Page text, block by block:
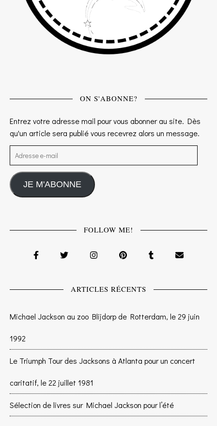
ON S'ABONNE?
Entrez votre adresse mail pour vous abonner au site. Dès
qu'un article sera publié vous recevrez alors un message.
Adresse e-mail
JE M'ABONNE
FOLLOW ME!
ARTICLES RÉCENTS
Michael Jackson au zoo Blijdorp de Rotterdam, le 29 juin
1992
Le Triumph Tour des Jacksons à Atlanta pour un concert
caritatif, le 22 juillet 1981
Sélection de livres sur Michael Jackson pour l’été